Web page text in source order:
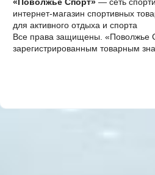
интернет-магазин спортивных
для активного отдыха и спорта
Все права защищены. «Поволжье
зарегистрированным товарным